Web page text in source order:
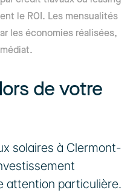
le ROI. Les mensualités
les économies réalisées,
de votre
solaires à Clermont-
attention particulière.